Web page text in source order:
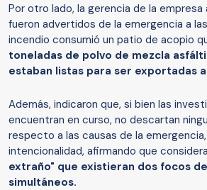
Por otro lado, la gerencia de la
fueron advertidos de la emergencia a
incendio consumió un patio de acopio
toneladas de polvo de mezcla
estaban listas para ser exportadas
Además, indicaron que, si bien las
encuentran en curso, no descartan
respecto a las causas de la
intencionalidad, afirmando que considera
extraño" que existieran dos focos
simultáneos.